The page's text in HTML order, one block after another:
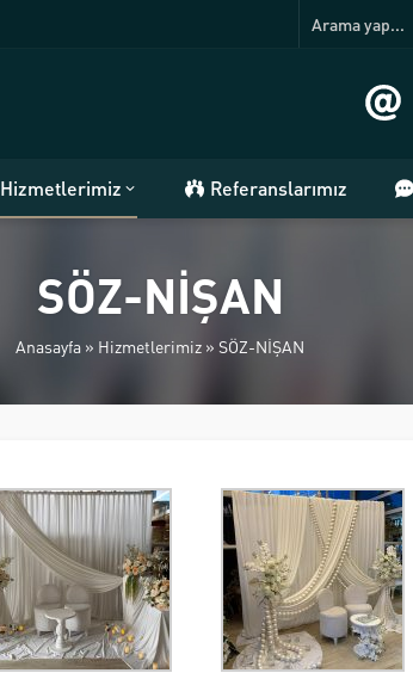
Hizmetlerimiz Referanslarımız
SÖZ-NİŞAN
Anasayfa » Hizmetlerimiz » SÖZ-NİŞAN